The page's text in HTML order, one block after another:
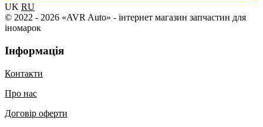
UK RU
© 2022 - 2026 «AVR Auto» - інтернет магазин запчастин для
іномарок
Інформація
Контакти
Про нас
Договір оферти